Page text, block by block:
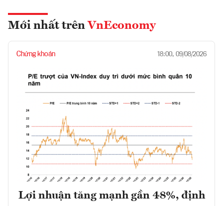
Mới nhất trên VnEconomy
Chứng khoán 18:00, 09/08/2026
Lợi nhuận tăng mạnh gần 48%, định